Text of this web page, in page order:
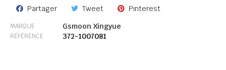
Partager Tweet Pinterest
MARQUE Gsmoon Xingyue
RÉFÉRENCE 372-1007081